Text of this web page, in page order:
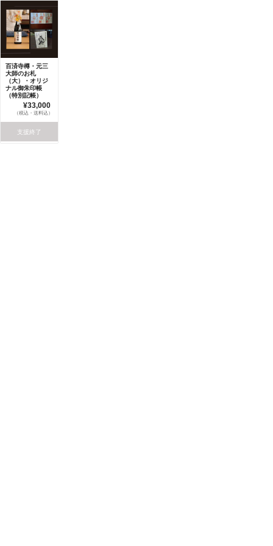
百済寺樽・元三
大師のお札
（大）・オリジ
ナル御朱印帳
（特別記帳）
¥33,000
（税込・送料込）
支援終了